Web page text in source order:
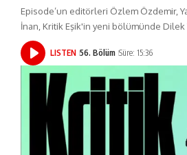
Episode’un editörleri Özlem Özdemir,
İnan, Kritik Eşik'in yeni bölümünde Dilek
LISTEN 56. Bölüm Süre: 15:36